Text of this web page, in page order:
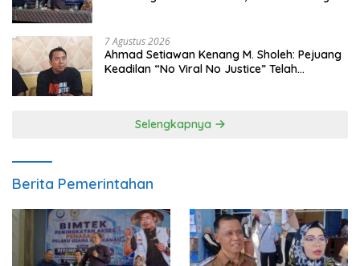
7 Agustus 2026
Ahmad Setiawan Kenang M. Sholeh: Pejuang
Keadilan “No Viral No Justice” Telah
Selengkapnya
Berita Pemerintahan